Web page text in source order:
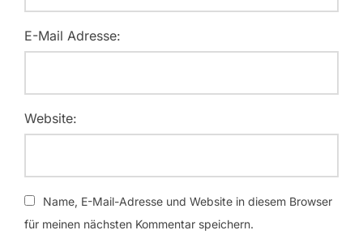
E-Mail Adresse:
Website:
Name, E-Mail-Adresse und Website in diesem Browser
für meinen nächsten Kommentar speichern.